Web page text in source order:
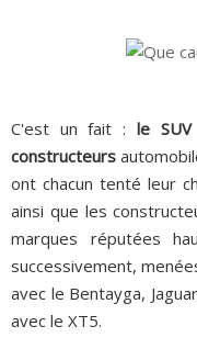
C'est un fait : le
constructeurs
ont chacun tenté leur
ainsi que les
marques réputées
successivement,
avec le Bentayga,
avec le XT5.